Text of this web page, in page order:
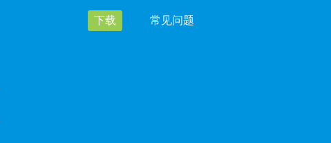
下载 常见问题